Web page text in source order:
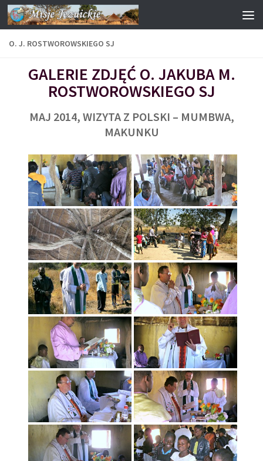
Przejdź do treści
O. J. ROSTWOROWSKIEGO SJ
GALERIE ZDJĘĆ O. JAKUBA M.
ROSTWOROWSKIEGO SJ
MAJ 2014, WIZYTA Z POLSKI – MUMBWA,
MAKUNKU